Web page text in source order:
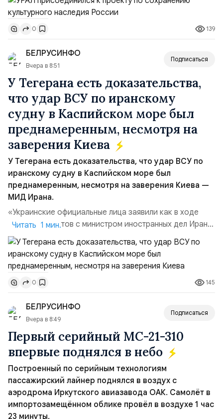
жителей региона, волонтеров и участников со всей
страны. Для УРАЛ это продолжение философии
бренда, основанной на развитии российского
производства и продвижении русского звука.
Компания убеждена, что уважение к с...
0 139
БЕЛРУСИНФО
Вчера в 8:51
Подписаться
У Тегерана есть доказательства,
что удар ВСУ по иранскому
судну в Каспийском море был
преднамеренным, несмотря на
заверения Киева
У Тегерана есть доказательства, что удар ВСУ по
иранскому судну в Каспийском море был
преднамеренным, несмотря на заверения Киева —
МИД Ирана.
«Украинские официальные лица заявили как в ходе
прямых контактов с министром иностранных дел Ирана,
так и в сообщениях, направленных Ирану, что эта атака
не была преднамеренной», — заявил официальный
представитель МИД Ирана Эсмаил Багаи на пресс-
конференции в Тегеране 3 августа.Иранская сторона
ожидает от Украины практических шагов, которые
подтвер...
Читать 1 мин.
0 145
БЕЛРУСИНФО
Вчера в 8:49
Подписаться
Первый серийный МС-21-310
впервые поднялся в небо
Построенный по серийным технологиям
пассажирский лайнер поднялся в воздух с
аэродрома Иркутского авиазавода ОАК. Самолёт в
импортозамещённом облике провёл в воздухе 1 час
23 минуты.